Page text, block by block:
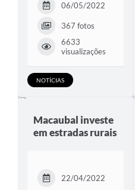
06/05/2022
367 fotos
6633
visualizações
NOTÍCIAS
Macaubal investe
em estradas rurais
22/04/2022